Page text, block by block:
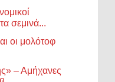
σεμινά...
οι μολότοφ
– Αμήχανες